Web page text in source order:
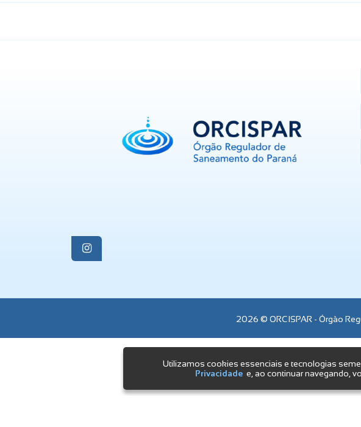
2026 © ORCISPAR - Órgão
Comercial/Plantão:(44) 3123-2830
Utilizamos cookies essenciais e tecnologias
Privacidade e, ao continuar navegando,